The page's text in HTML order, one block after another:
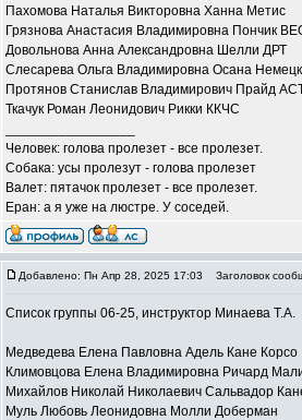
Пахомова Наталья Викторовна Ханна Метис
Грязнова Анастасия Владимировна Пончик
Довольнова Анна Александровна Шелли ДРТ
Слесарева Ольга Владимировна Осана
Протянов Станислав Владимирович Прайд
Ткачук Роман Леонидович Рикки ККЧС
Человек: голова пролезет - все пролезет.
Собака: усы пролезут - голова пролезет
Валет: пятачок пролезет - все пролезет.
Еран: а я уже на люстре. У соседей.
Добавлено: Пн Апр 28, 2025 17:03 Заголовок
Список группы 06-25, инструктор Минаева Т.А.
Медведева Елена Павловна Адель Кане Корсо
Климовцова Елена Владимировна Ричард
Михайлов Николай Николаевич Сальвадор
Муль Любовь Леонидовна Молли Доберман